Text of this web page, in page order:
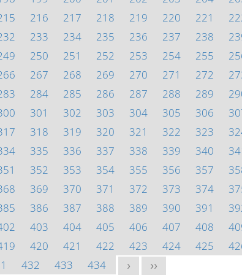
216 217 218 219 220 221
233 234 235 236 237 238
250 251 252 253 254 255
267 268 269 270 271 272
284 285 286 287 288 289
301 302 303 304 305 306
318 319 320 321 322 323
335 336 337 338 339 340
352 353 354 355 356 357
369 370 371 372 373 374
386 387 388 389 390 391
403 404 405 406 407 408
420 421 422 423 424 425
432 433 434 > >>